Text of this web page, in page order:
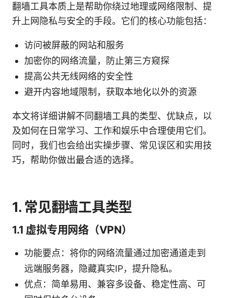
翻墙工具本质上是帮助你绕过地理或网络限制、提
升上网隐私与安全的手段。它们的核心功能包括：
访问被屏蔽的网站和服务
加密你的网络流量，防止第三方窥探
提高公共无线网络的安全性
避开内容地域限制，获取本地化以外的资源
本文将详细讲解不同翻墙工具的类型、优缺点，以
及如何在日常学习、工作和娱乐中合理使用它们。
同时，我们也会给出实操步骤、常见误区和实用技
巧，帮助你做出最合适的选择。
1. 常见翻墙工具类型
1.1 虚拟专用网络（VPN）
功能要点：将你的网络流量通过加密通道走到
远端服务器，隐藏真实IP，提升隐私。
优点：简单易用、兼容多设备、稳定性高、可